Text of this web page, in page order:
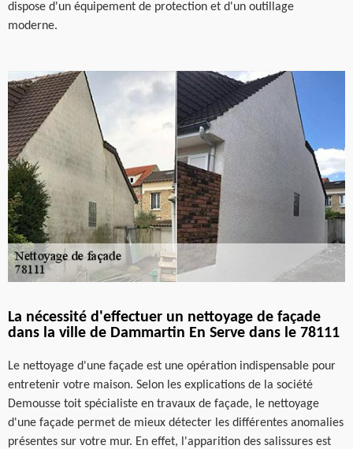
dispose d'un équipement de protection et d'un outillage
moderne.
La nécessité d'effectuer un nettoyage de façade
dans la ville de Dammartin En Serve dans le 78111
Le nettoyage d'une façade est une opération indispensable pour
entretenir votre maison. Selon les explications de la société
Demousse toit spécialiste en travaux de façade, le nettoyage
d'une façade permet de mieux détecter les différentes anomalies
présentes sur votre mur. En effet, l'apparition des salissures est